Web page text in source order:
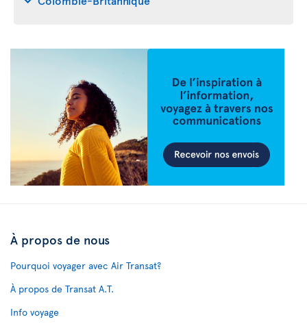
À propos de nous
Pourquoi voyager avec Air Transat?
À propos de Transat A.T.
Info voyage